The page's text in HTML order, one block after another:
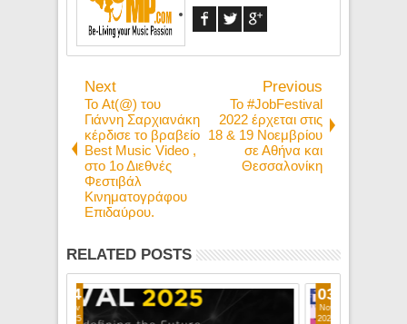
Next
Το At(@) του
Γιάννη Σαρχιανάκη
κέρδισε το βραβείο
Best Music Video ,
στο 1ο Διεθνές
Φεστιβάλ
Κινηματογράφου
Επιδαύρου.
Previous
Το #JobFestival
2022 έρχεται στις
18 & 19 Νοεμβρίου
σε Αθήνα και
Θεσσαλονίκη
RELATED POSTS
03
Nov
2025